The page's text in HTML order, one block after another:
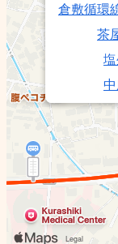
倉敷循環
茶